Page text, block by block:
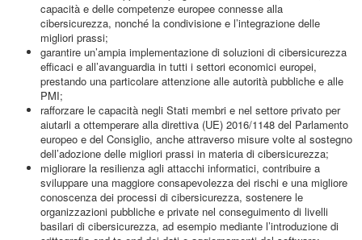
capacità e delle competenze europee connesse alla
cibersicurezza, nonché la condivisione e l’integrazione delle
migliori prassi;
garantire un’ampia implementazione di soluzioni di cibersicurezza
efficaci e all’avanguardia in tutti i settori economici europei,
prestando una particolare attenzione alle autorità pubbliche e alle
PMI;
rafforzare le capacità negli Stati membri e nel settore privato per
aiutarli a ottemperare alla direttiva (UE) 2016/1148 del Parlamento
europeo e del Consiglio, anche attraverso misure volte al sostegno
dell’adozione delle migliori prassi in materia di cibersicurezza;
migliorare la resilienza agli attacchi informatici, contribuire a
sviluppare una maggiore consapevolezza dei rischi e una migliore
conoscenza dei processi di cibersicurezza, sostenere le
organizzazioni pubbliche e private nel conseguimento di livelli
basilari di cibersicurezza, ad esempio mediante l’introduzione di